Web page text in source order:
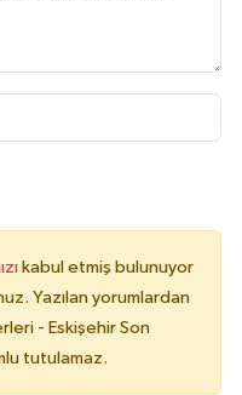
kabul etmiş bulunuyor
Yazılan yorumlardan
- Eskişehir Son
tutulamaz.